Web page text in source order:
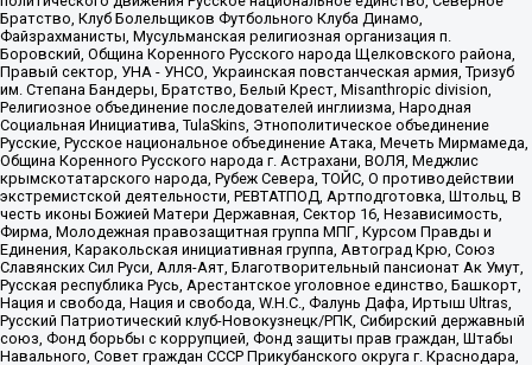
Братство, Клуб Болельщиков Футбольного Клуба Динамо,
Файзрахманисты, Мусульманская религиозная организация п.
Боровский, Община Коренного Русского народа Щелковского района,
Правый сектор, УНА - УНСО, Украинская повстанческая армия, Тризуб
им. Степана Бандеры, Братство, Белый Крест, Misanthropic division,
Религиозное объединение последователей инглиизма, Народная
Социальная Инициатива, TulaSkins, Этнополитическое объединение
Русские, Русское национальное объединение Атака, Мечеть Мирмамеда,
Община Коренного Русского народа г. Астрахани, ВОЛЯ, Меджлис
крымскотатарского народа, Рубеж Севера, ТОЙС, О противодействии
экстремистской деятельности, РЕВТАТПОД, Артподготовка, Штольц, В
честь иконы Божией Матери Державная, Сектор 16, Независимость,
Фирма, Молодежная правозащитная группа МПГ, Курсом Правды и
Единения, Каракольская инициативная группа, Автоград Крю, Союз
Славянских Сил Руси, Алля-Аят, Благотворительный пансионат Ак Умут,
Русская республика Русь, Арестантское уголовное единство, Башкорт,
Нация и свобода, Нация и свобода, W.H.С., Фалунь Дафа, Иртыш Ultras,
Русский Патриотический клуб-Новокузнецк/РПК, Сибирский державный
союз, Фонд борьбы с коррупцией, Фонд защиты прав граждан, Штабы
Навального, Совет граждан СССР Прикубанского округа г. Краснодара,